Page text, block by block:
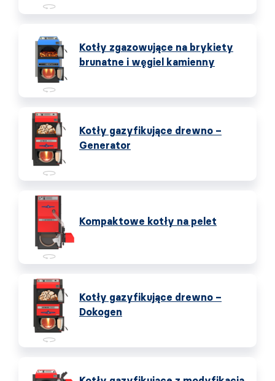
Kotły zgazowujące na brykiety
brunatne i węgiel kamienny
Kotły gazyfikujące drewno –
Generator
Kompaktowe kotły na pelet
Kotły gazyfikujące drewno –
Dokogen